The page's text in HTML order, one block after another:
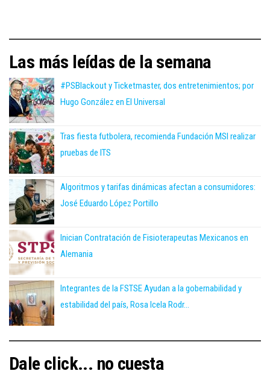
Las más leídas de la semana
#PSBlackout y Ticketmaster, dos entretenimientos; por
Hugo González en El Universal
Tras fiesta futbolera, recomienda Fundación MSI realizar
pruebas de ITS
Algoritmos y tarifas dinámicas afectan a consumidores:
José Eduardo López Portillo
Inician Contratación de Fisioterapeutas Mexicanos en
Alemania
Integrantes de la FSTSE Ayudan a la gobernabilidad y
estabilidad del país, Rosa Icela Rodr...
Dale click... no cuesta